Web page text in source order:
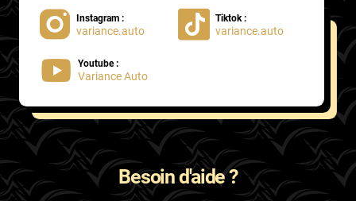
Porsche
Proton
Renault
Rolls
Rover
Saab
Instagram :
variance.auto
Tiktok :
variance.auto
Youtube :
Variance Auto
Besoin d'aide ?